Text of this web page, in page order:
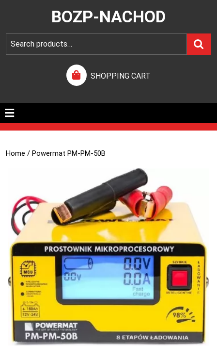
BOZP-NACHOD
SHOPPING CART
Home / Powermat PM-PM-50B